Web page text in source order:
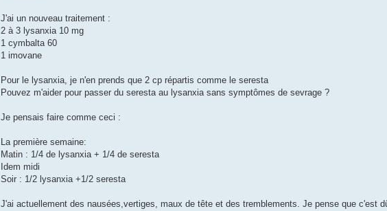
J'ai un nouveau traitement :
2 à 3 lysanxia 10 mg
1 cymbalta 60
1 imovane
Pour le lysanxia, je n'en prends que 2 cp répartis comme le seresta
Pouvez m'aider pour passer du seresta au lysanxia sans symptômes de sevrage ?
Je pensais faire comme ceci :
La première semaine:
Matin : 1/4 de lysanxia + 1/4 de seresta
Idem midi
Soir : 1/2 lysanxia +1/2 seresta
J'ai actuellement des nausées,vertiges, maux de tête et des tremblements. Je pense que c'est